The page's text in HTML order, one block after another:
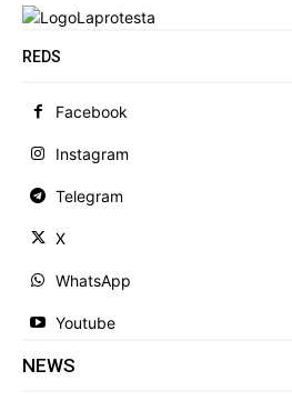
REDS
Facebook
Instagram
Telegram
X
WhatsApp
Youtube
NEWS